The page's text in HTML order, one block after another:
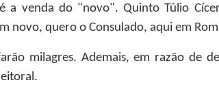
a venda do "novo". Quinto Túlio
novo, quero o Consulado, aqui em
milagres. Ademais, em razão de